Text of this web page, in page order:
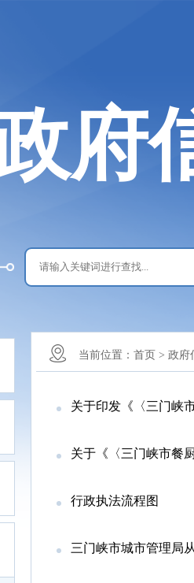
府
当前位置： 首页 > 政府
关于印发《〈三门峡市餐厨
关于《〈三门峡市餐
行政执法流程图
三门峡市城市管理局